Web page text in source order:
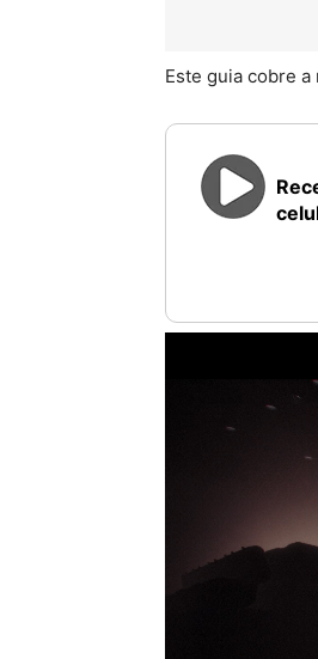
Este guia cobre